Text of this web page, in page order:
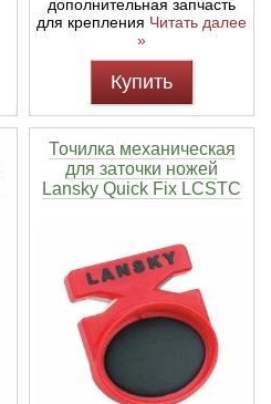
дополнительная запчасть
для крепления Читать далее
»
Купить
Точилка механическая
для заточки ножей
Lansky Quick Fix LCSTC